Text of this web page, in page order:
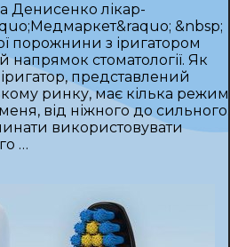
Денисенко лікар-
&nbsp;
порожнини з іригатором
напрямок стоматології. Як
представлений
ринку, має кілька
від ніжного до сильного.
використовувати
…